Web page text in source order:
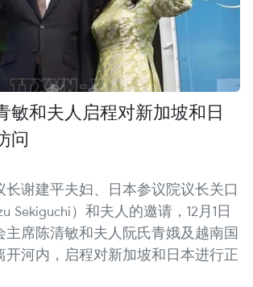
敏和夫人启程对新加坡和日
问
长谢建平夫妇、日本参议院议长关口
Sekiguchi）和夫人的邀请，12月1日
主席陈清敏和夫人阮氏青娥及越南国
开河内，启程对新加坡和日本进行正